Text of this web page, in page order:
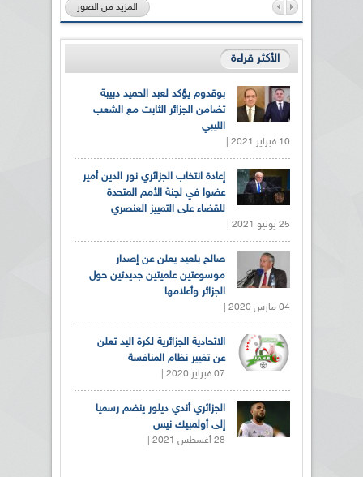
المزيد من الصور
الأكثر قراءة
بوقدوم يؤكد لعبد الحميد دبيبة
تضامن الجزائر الثابت مع الشعب
الليبي
10 فبراير 2021 |
إعادة انتخاب الجزائري نور الدين أمير
عضوا في لجنة الأمم المتحدة
للقضاء على التمييز العنصري
25 يونيو 2021 |
صالح بلعيد يعلن عن إصدار
موسوعتين علميتين جديدتين حول
الجزائر وأعلامها
04 مارس 2020 |
الاتحادية الجزائرية لكرة اليد تعلن
عن تغيير نظام المنافسة
07 فبراير 2020 |
الجزائري أندي ديلور ينضم رسميا
إلى أولمبيك نيس
28 أغسطس 2021 |